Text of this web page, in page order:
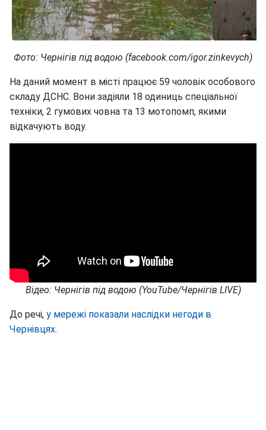
Фото: Чернігів під водою (facebook.com/igor.zinkevych)
На даний момент в місті працює 59 чоловік особового
складу ДСНС. Вони задіяли 18 одиниць спеціальної
техніки, 2 гумових човна та 13 мотопомп, якими
відкачують воду.
Відео: Чернігів під водою (YouTube/Чернігів LIVE)
До речі, у мережі показали наслідки негоди в
Чернівцях.